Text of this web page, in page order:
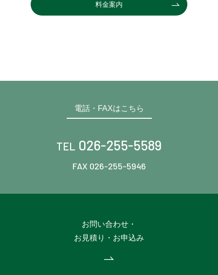
料金案内
電話・FAXはこちら
TEL 026-255-5589
FAX 026-255-5946
お問い合わせ・
お見積り・お申込み